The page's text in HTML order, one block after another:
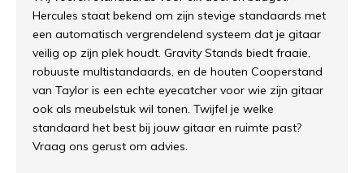
Hercules staat bekend om zijn stevige standaards met
een automatisch vergrendelend systeem dat je gitaar
veilig op zijn plek houdt. Gravity Stands biedt fraaie,
robuuste multistandaards, en de houten Cooperstand
van Taylor is een echte eyecatcher voor wie zijn gitaar
ook als meubelstuk wil tonen. Twijfel je welke
standaard het best bij jouw gitaar en ruimte past?
Vraag ons gerust om advies.